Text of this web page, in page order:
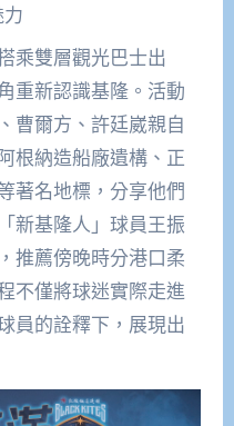
乘雙層觀光巴士出
重新認識基隆。活動
曹爾方、許廷崴親自
根納造船廠遺構、正
著名地標，分享他們
新基隆人」球員王振
推薦傍晚時分港口柔
不僅將球迷實際走進
員的詮釋下，展現出